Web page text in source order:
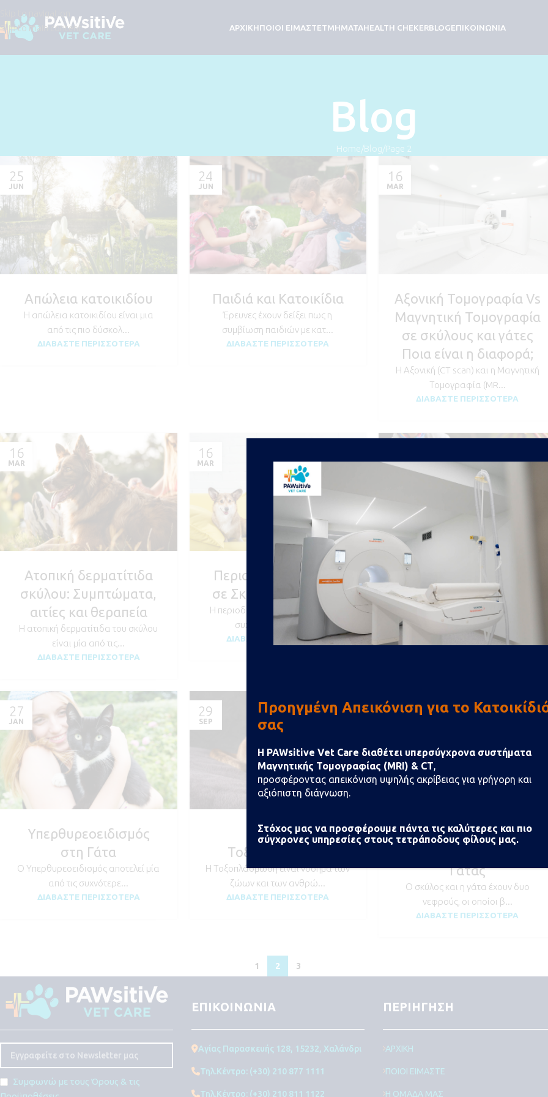
Skip to navigation
Skip to main content
ΑΡΧΙΚΗΠΟΙΟΙ ΕΙΜΑΣΤΕΤΜΗΜΑΤΑHEALTH CHEKERBLOGΕΠΙΚΟΙΝΩΝΙΑ
Blog
Home Blog Page 2
25
JUN
Απώλεια κατοικιδίου
Η απώλεια κατοικιδίου είναι μια
από τις πιο δύσκολ...
ΔΙΑΒΆΣΤΕ ΠΕΡΙΣΣΌΤΕΡΑ
24
JUN
Παιδιά και Κατοικίδια
Έρευνες έχουν δείξει πως η
συμβίωση παιδιών με κατ...
ΔΙΑΒΆΣΤΕ ΠΕΡΙΣΣΌΤΕΡΑ
16
MAR
Αξονική Τομογραφία Vs
Μαγνητική Τομογραφία
σε σκύλους και γάτες
Ποια είναι η διαφορά;
Η Αξονική (CT scan) και η Μαγνητική
Τομογραφία (MR...
ΔΙΑΒΆΣΤΕ ΠΕΡΙΣΣΌΤΕΡΑ
16
MAR
Ατοπική δερματίτιδα
σκύλου: Συμπτώματα,
αιτίες και θεραπεία
Η ατοπική δερματίτιδα του σκύλου
είναι μία από τις...
ΔΙΑΒΆΣΤΕ ΠΕΡΙΣΣΌΤΕΡΑ
16
MAR
Περιοδοντική Νόσος
σε Σκύλους και Γάτες
Η περιοδοντική νόσος αποτελεί τη
συχνότερη πάθηση ...
ΔΙΑΒΆΣΤΕ ΠΕΡΙΣΣΌΤΕΡΑ
JAN
στον Σκύλο
Ο υπερφλοιοεπινεφριδισμός,
γνωστός και ως Σύνδρομο...
27
JAN
Υπερθυρεοειδισμός
στη Γάτα
Ο Υπερθυρεοειδισμός αποτελεί μία
από τις συχνότερε...
ΔΙΑΒΆΣΤΕ ΠΕΡΙΣΣΌΤΕΡΑ
29
SEP
Τί είναι η
Τοξοπλάσμωση;
Η Τοξοπλάσμωση είναι νόσημα των
ζώων και των ανθρώ...
ΔΙΑΒΆΣΤΕ ΠΕΡΙΣΣΌΤΕΡΑ
29
Χρόνια Νεφρική
Γάτας
Ο σκύλος και η γάτα έχουν δυο
νεφρούς, οι οποίοι β...
ΔΙΑΒΆΣΤΕ ΠΕΡΙΣΣΌΤΕΡΑ
1 2 3
Συμφωνώ με τους Όρους & τις
ΕΠΙΚΟΙΝΩΝΙΑ
Αγίας Παρασκευής 128, 15232, Χαλάνδρι
Τηλ.Κέντρο: (+30) 210 877 1111
Τηλ.Κέντρο: (+30) 210 811 1122
ΠΕΡΙΗΓΗΣΗ
ΑΡΧΙΚΗ
ΠΟΙΟΙ ΕΙΜΑΣΤΕ
Η ΟΜΑΔΑ ΜΑΣ
Προηγμένη Απεικόνιση για το
σας
Η PAWsitive Vet Care διαθέτει υπερσύγχρονα συστήματα
Μαγνητικής Τομογραφίας (MRI) & CT,
προσφέροντας απεικόνιση υψηλής ακρίβειας για γρήγορη και
αξιόπιστη διάγνωση.
Στόχος μας να προσφέρουμε πάντα τις καλύτερες και πιο
σύγχρονες υπηρεσίες στους τετράποδους φίλους μας.